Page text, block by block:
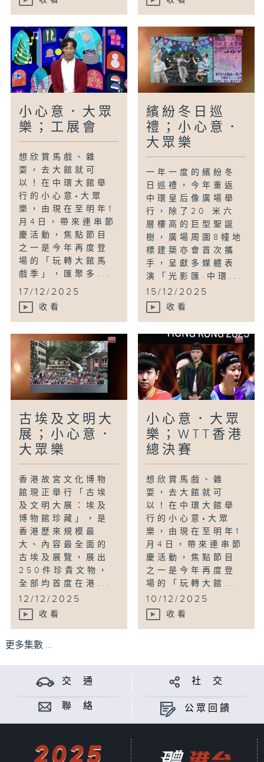
小心意．大眾
樂；工展會
想欣賞馬戲、雜
耍，去大館就可
以！在中環大館舉
行的小心意•大眾
樂，由現在至明年1
月4日，帶來連串節
慶活動，焦點節目
之一是今年再度登
場的「玩轉大館馬
戲季」，匯聚多...
17/12/2025
收看
繽紛冬日巡
禮；小心意．
大眾樂
一年一度的繽紛冬
日巡禮，今年重返
中環皇后像廣場舉
行，除了20 米六
層樓高的巨型聖誕
樹，廣場周圍8幢地
標建築亦會首次攜
手，呈獻多媒體表
演「光影匯·中環...
15/12/2025
收看
古埃及文明大
展；小心意．
大眾樂
香港故宮文化博物
館現正舉行「古埃
及文明大展：埃及
博物館珍藏」，是
香港歷來規模最
大、內容最全面的
古埃及展覽，展出
250件珍貴文物，
全部均首度在港...
12/12/2025
收看
小心意．大眾
樂；WTT香港
總決賽
想欣賞馬戲、雜
耍，去大館就可
以！在中環大館舉
行的小心意•大眾
樂，由現在至明年1
月4日，帶來連串節
慶活動，焦點節目
之一是今年再度登
場的「玩轉大館...
10/12/2025
收看
更多集數 ...
交 通 社 交
聯 絡 公眾回饋